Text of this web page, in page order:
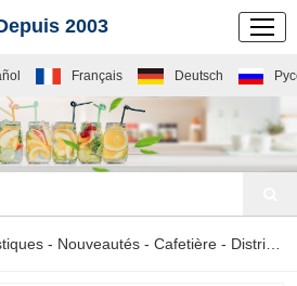
2003
Français Deutsch
- Nouveautés - Cafetière - Distributeur d'eau avec machine à café